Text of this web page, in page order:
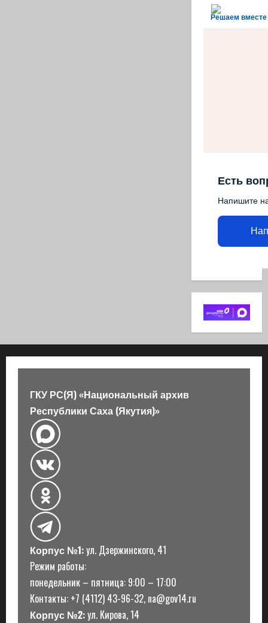
Решаем вместе
Есть
Напишите
ГКУ РС(Я) «Национальный архив
Республики Саха (Якутия)»
Корпус №1:ул. Дзержинского, 41
Режим работы:
понедельник – пятница: 9:00 – 17:00
Контакты: +7 (4112) 43-96-32, na@gov14.ru
Корпус №2:ул. Кирова, 14